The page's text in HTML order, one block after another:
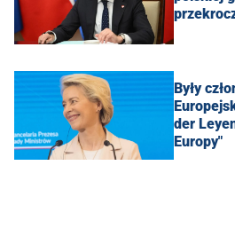
Były
der
Europy"